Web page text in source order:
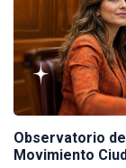
Observatorio
Movimiento